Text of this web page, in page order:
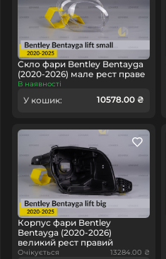
Скло фари Bentley Bentayga
(2020-2026) мале рест праве
В наявності
У кошик: 10578.00 ₴
Корпус фари Bentley
Bentayga (2020-2026)
великий рест правий
Очікується 13284.00 ₴